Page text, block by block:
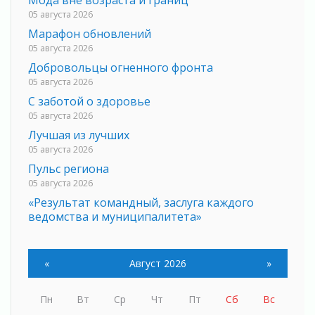
05 августа 2026
Марафон обновлений
05 августа 2026
Добровольцы огненного фронта
05 августа 2026
С заботой о здоровье
05 августа 2026
Лучшая из лучших
05 августа 2026
Пульс региона
05 августа 2026
«Результат командный, заслуга каждого
ведомства и муниципалитета»
Вдохновлять, просвещать и объединять!
05 августа 2026
05 августа 2026
« Август 2026 »
Пн Вт Ср Чт Пт Сб
Вс